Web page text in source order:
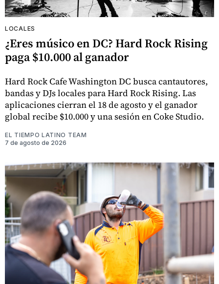
LOCALES
¿Eres músico en DC? Hard Rock Rising
paga $10.000 al ganador
Hard Rock Cafe Washington DC busca cantautores,
bandas y DJs locales para Hard Rock Rising. Las
aplicaciones cierran el 18 de agosto y el ganador
global recibe $10.000 y una sesión en Coke Studio.
EL TIEMPO LATINO TEAM
7 de agosto de 2026